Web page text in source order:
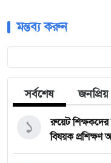
মন্তব্য করুন
সর্বশেষ জনপ্রিয়
রুয়েট
বিষয়ক প্রশিক্ষণ
১